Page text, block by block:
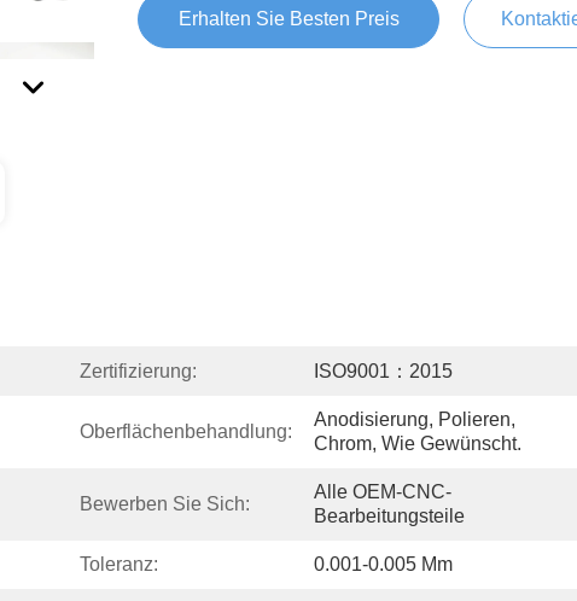
Erhalten Sie Besten Preis
Zertifizierung: ISO9001：2015
Oberflächenbehandlung:
Anodisierung, Polieren,
Chrom, Wie Gewünscht.
Bewerben Sie Sich:
Alle OEM-CNC-
Bearbeitungsteile
Toleranz: 0.001-0.005 Mm